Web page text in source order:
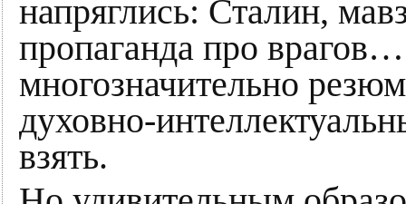
напряглись: Сталин,
пропаганда про
многозначительно
духовно-
взять.